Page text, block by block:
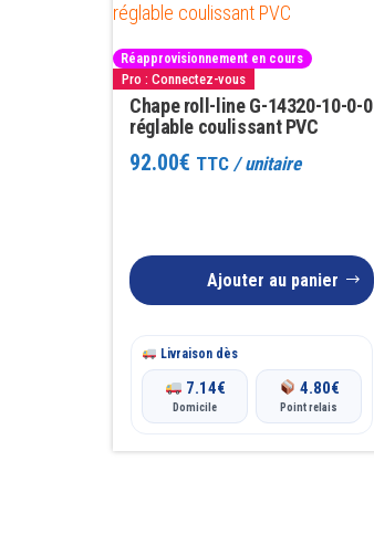
Réapprovisionnement en cours
Pro : Connectez-vous
Chape roll-line G-14320-10-0-0
réglable coulissant PVC
92.00€ TTC / unitaire
Ajouter au panier
Livraison dès
7.14€
Domicile
4.80€
Point relais